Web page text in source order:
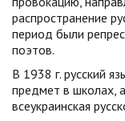
распространение
период были
поэтов.
В 1938 г. русский
предмет в школах,
всеукраинская